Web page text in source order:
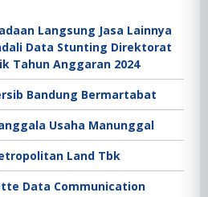
Langsung Jasa Lainnya
Data Stunting Direktorat
Tahun Anggaran 2024
Bandung Bermartabat
Usaha Manunggal
Land Tbk
Data Communication